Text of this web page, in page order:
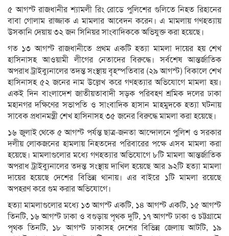
৫ আগস্ট রাজধানীর শ্যামলী রিং রোডে পুলিশের গুলিতে নিহত রিহানের
বাবা গোলাম রাজ্জাক এ মামলার আবেদন করেন। এ মামলায় গণহত্যায়
উসকানি দেয়ায় ৩২ জন সিনিয়র সাংবাদিককে অভিযুক্ত করা হয়েছে।
গত ১৩ আগস্ট রাজধানীতে প্রথম একটি হত্যা মামলা দায়ের হয় শেখ
হাসিনাসহ আওয়ামী লীগের নেতাদের বিরুদ্ধে। সর্বশেষ আন্তর্জাতিক
অপরাধ ট্রাইব্যুনালের তদন্ত সংস্থায় বৃহস্পতিবার (২৯ আগস্ট) বিকালে শেখ
হাসিনাসহ ৫২ জনের নাম উল্লেখ করে গণহত্যার অভিযোগে মামলা হয়।
একই দিন বাংলাদেশ জাতীয়তাবাদী সড়ক পরিবহণ শ্রমিক দলের ঢাকা
মহানগর দক্ষিণের সভাপতি ও সাংবাদিক হাসান মাহমুদকে হত্যা ঘটনায়
সাবেক প্রধানমন্ত্রী শেখ হাসিনাসহ ৩৫ জনের বিরুদ্ধে মামলা করা হয়েছে।
১৬ জুলাই থেকে ৫ আগস্ট পর্যন্ত ছাত্র-জনতা আন্দোলনে পুলিশ ও সরকার
দলীয় লোকজনের হামলায় নিহতদের পরিবারের পক্ষে এসব মামলা করা
হয়েছে। মামলাগুলোর মধ্যে গণহত্যার অভিযোগে ৮টি মামলা আন্তর্জাতিক
অপরাধ ট্রাইব্যুনালের তদন্ত সংস্থায় দাখিল হয়েছে আর ৯২টি হত্যা মামলা
দায়ের হয়েছে দেশের বিভিন্ন থানায়। এর বাইরে ১টি মামলা রয়েছে
অপহরণ করে গুম করার অভিযোগে।
হত্যা মামলাগুলোর মধ্যে ১৩ আগস্ট একটি, ১৪ আগস্ট একটি, ১৫ আগস্ট
তিনটি, ১৬ আগস্ট ঢাকা ও বগুড়ায় পৃথক দুটি, ১৭ আগস্ট ঢাকা ও চট্টগ্রামে
পৃথক তিনটি, ১৮ আগস্ট ঢাকাসহ দেশের বিভিন্ন জেলায় আটটি, ১৯